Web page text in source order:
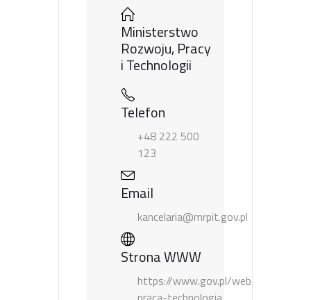
Ministerstwo
Rozwoju, Pracy
i Technologii
Telefon
+48 222 500
123
Email
kancelaria@mrpit.gov.pl
Strona WWW
https://www.gov.pl/web/rozwoj-